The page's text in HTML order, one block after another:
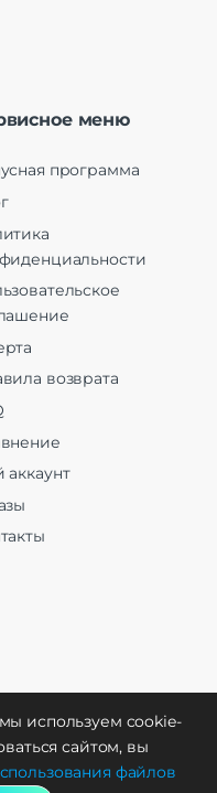
меню
программа
возврата
аккаунт
используем cookie-
сайтом, вы
файлов